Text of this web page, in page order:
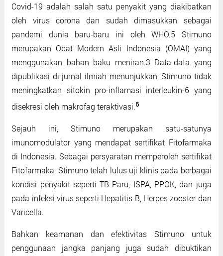
Covid-19 adalah salah satu penyakit yang diakibatkan
oleh virus corona dan sudah dimasukkan sebagai
pandemi dunia baru-baru ini oleh WHO.5 Stimuno
merupakan Obat Modern Asli Indonesia (OMAI) yang
menggunakan bahan baku meniran.3 Data-data yang
dipublikasi di jurnal ilmiah menunjukkan, Stimuno tidak
meningkatkan sitokin pro-inflamasi interleukin-6 yang
disekresi oleh makrofag teraktivasi.6
Sejauh ini, Stimuno merupakan satu-satunya
imunomodulator yang mendapat sertifikat Fitofarmaka
di Indonesia. Sebagai persyaratan memperoleh sertifikat
Fitofarmaka, Stimuno telah lulus uji klinis pada berbagai
kondisi penyakit seperti TB Paru, ISPA, PPOK, dan juga
pada infeksi virus seperti Hepatitis B, Herpes zooster dan
Varicella.
Bahkan keamanan dan efektivitas Stimuno untuk
penggunaan jangka panjang juga sudah dibuktikan